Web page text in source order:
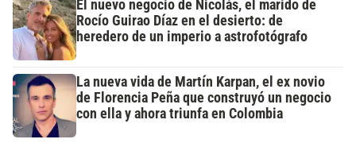
El nuevo negocio de Nicolás, el marido de
Rocío Guirao Díaz en el desierto: de
heredero de un imperio a astrofotógrafo
La nueva vida de Martín Karpan, el ex novio
de Florencia Peña que construyó un negocio
con ella y ahora triunfa en Colombia